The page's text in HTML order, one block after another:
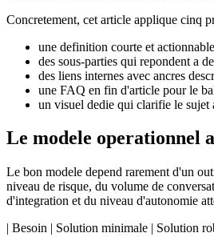
Concretement, cet article applique cinq
une definition courte et
des sous-parties qui repondent a
des liens internes avec ancres
une FAQ en fin d'article pour le
un visuel dedie qui clarifie le sujet
Le modele operationnel
Le bon modele depend rarement d'un
niveau de risque, du volume de
d'integration et du niveau d'autonomie
| Besoin | Solution minimale | Solution